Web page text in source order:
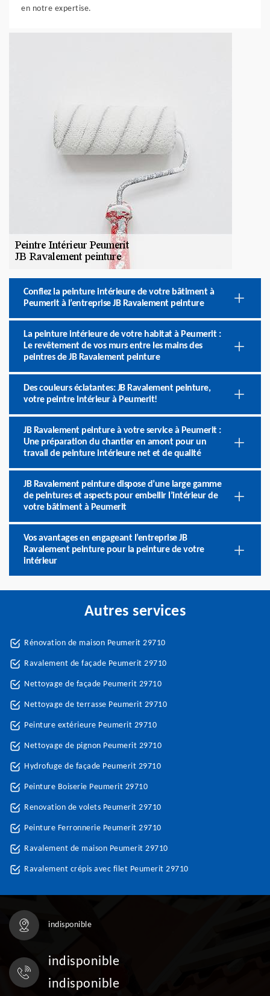
en notre expertise.
Confiez la peinture intérieure de votre bâtiment à
Peumerit à l’entreprise JB Ravalement peinture
La peinture intérieure de votre habitat à Peumerit :
Le revêtement de vos murs entre les mains des
peintres de JB Ravalement peinture
Des couleurs éclatantes: JB Ravalement peinture,
votre peintre intérieur à Peumerit!
JB Ravalement peinture à votre service à Peumerit :
Une préparation du chantier en amont pour un
travail de peinture intérieure net et de qualité
JB Ravalement peinture dispose d’une large gamme
de peintures et aspects pour embellir l’intérieur de
votre bâtiment à Peumerit
Vos avantages en engageant l’entreprise JB
Ravalement peinture pour la peinture de votre
intérieur
Autres services
Rénovation de maison Peumerit 29710
Ravalement de façade Peumerit 29710
Nettoyage de façade Peumerit 29710
Nettoyage de terrasse Peumerit 29710
Peinture extérieure Peumerit 29710
Nettoyage de pignon Peumerit 29710
Hydrofuge de façade Peumerit 29710
Peinture Boiserie Peumerit 29710
Renovation de volets Peumerit 29710
Peinture Ferronnerie Peumerit 29710
Ravalement de maison Peumerit 29710
Ravalement crépis avec filet Peumerit 29710
indisponible
indisponible
indisponible